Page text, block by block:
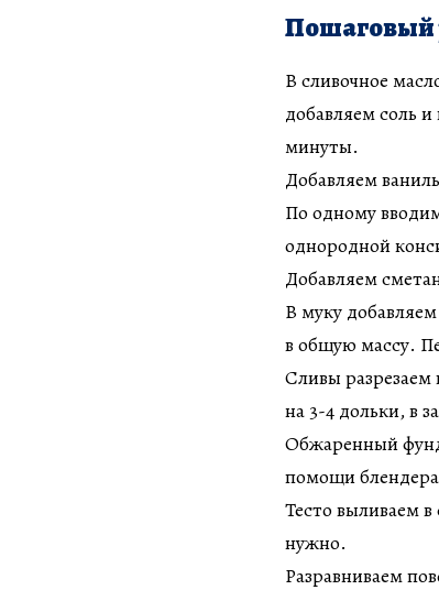
Пошаговый
В сливочное
добавляем соль
минуты.
Добавляем
По одному
однородной
Добавляем
В муку
в общую массу.
Сливы
на 3-4 дольки, в
Обжаренный
помощи
Тесто выливаем
нужно.
Разравниваем